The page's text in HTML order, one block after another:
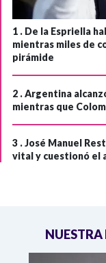
1 . De la Espriella
mientras miles de
pirámide
2 .Argentina
mientras que
3 .José Manuel
vital y cuestionó el